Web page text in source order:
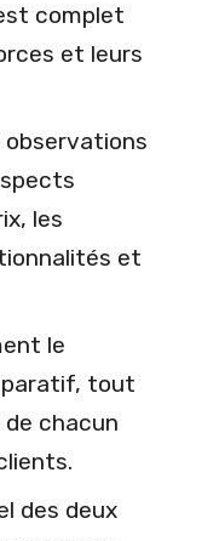
complet
et leurs
observations
les
et
le
tout
chacun
des deux